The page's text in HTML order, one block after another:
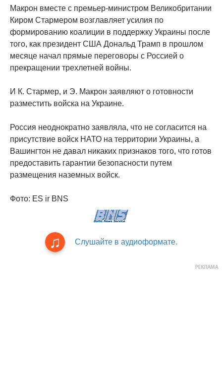
Макрон вместе с премьер-министром Великобритании
Киром Стармером возглавляет усилия по
формированию коалиции в поддержку Украины после
того, как президент США Дональд Трамп в прошлом
месяце начал прямые переговоры с Россией о
прекращении трехлетней войны.
И К. Стармер, и Э. Макрон заявляют о готовности
разместить войска на Украине.
Россия неоднократно заявляла, что не согласится на
присутствие войск НАТО на территории Украины, а
Вашингтон не давал никаких признаков того, что готов
предоставить гарантии безопасности путем
размещения наземных войск.
Фото: ES ir BNS
Слушайте в аудиоформате.